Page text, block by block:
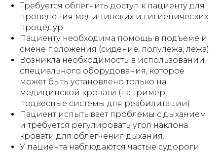
Требуется облегчить доступ к пациенту для
проведения медицинских и гигиенических
процедур.
Пациенту необходима помощь в подъеме и
смене положения (сидение, полулежа, лежа).
Возникла необходимость в использовании
специального оборудования, которое
может быть установлено только на
медицинской кровати (например,
подвесные системы для реабилитации).
Пациент испытывает проблемы с дыханием
и требуется регулировать угол наклона
кровати для облегчения дыхания.
У пациента наблюдаются частые судороги